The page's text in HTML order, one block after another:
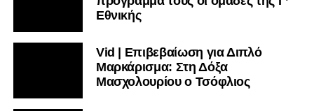
Εθνικής
Vid | Επιβεβαίωση για Διπλό
Μαρκάρισμα: Στη Δόξα
Μασχολουρίου ο Τσόφλιος